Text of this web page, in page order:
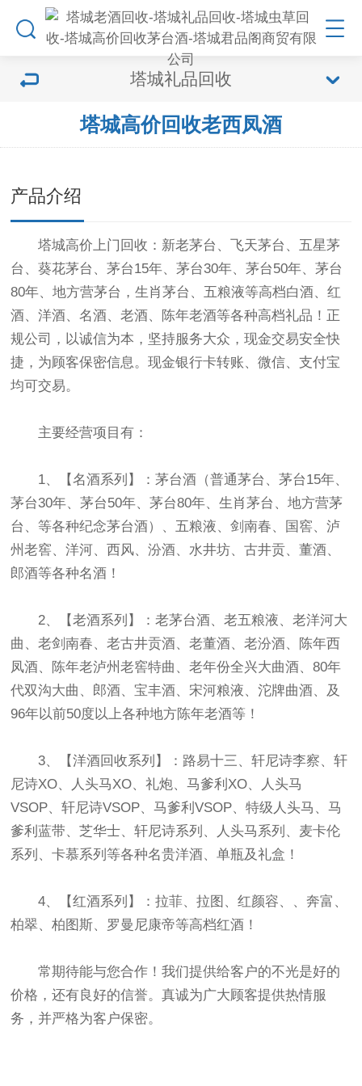
塔城礼品回收
塔城高价回收老西凤酒
产品介绍
塔城高价上门回收：新老茅台、飞天茅台、五星茅
台、葵花茅台、茅台15年、茅台30年、茅台50年、茅台
80年、地方营茅台，生肖茅台、五粮液等高档白酒、红
酒、洋酒、名酒、老酒、陈年老酒等各种高档礼品！正
规公司，以诚信为本，坚持服务大众，现金交易安全快
捷，为顾客保密信息。现金银行卡转账、微信、支付宝
均可交易。
主要经营项目有：
1、【名酒系列】：茅台酒（普通茅台、茅台15年、
茅台30年、茅台50年、茅台80年、生肖茅台、地方营茅
台、等各种纪念茅台酒）、五粮液、剑南春、国窖、泸
州老窖、洋河、西风、汾酒、水井坊、古井贡、董酒、
郎酒等各种名酒！
2、【老酒系列】：老茅台酒、老五粮液、老洋河大
曲、老剑南春、老古井贡酒、老董酒、老汾酒、陈年西
凤酒、陈年老泸州老窖特曲、老年份全兴大曲酒、80年
代双沟大曲、郎酒、宝丰酒、宋河粮液、沱牌曲酒、及
96年以前50度以上各种地方陈年老酒等！
3、【洋酒回收系列】：路易十三、轩尼诗李察、轩
尼诗XO、人头马XO、礼炮、马爹利XO、人头马
VSOP、轩尼诗VSOP、马爹利VSOP、特级人头马、马
爹利蓝带、芝华士、轩尼诗系列、人头马系列、麦卡伦
系列、卡慕系列等各种名贵洋酒、单瓶及礼盒！
4、【红酒系列】：拉菲、拉图、红颜容、、奔富、
柏翠、柏图斯、罗曼尼康帝等高档红酒！
常期待能与您合作！我们提供给客户的不光是好的
价格，还有良好的信誉。真诚为广大顾客提供热情服
务，并严格为客户保密。